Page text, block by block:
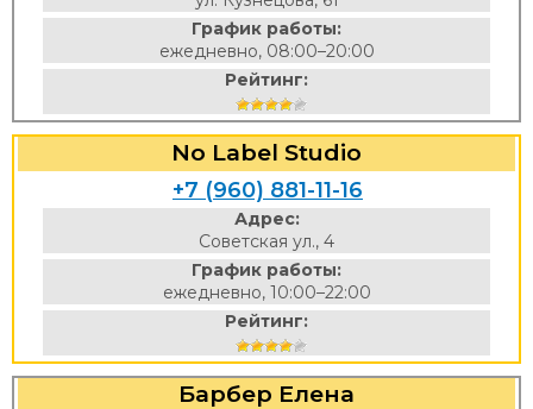
График работы:
ежедневно, 08:00–20:00
Рейтинг:
No Label Studio
+7 (960) 881-11-16
Адрес:
Советская ул., 4
График работы:
ежедневно, 10:00–22:00
Рейтинг:
Барбер Елена